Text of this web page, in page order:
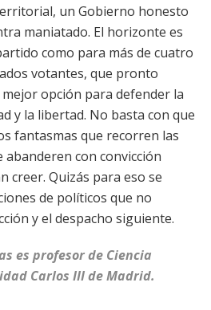
un Gobierno honesto
maniatado. El horizonte es
como para más de cuatro
votantes, que pronto
mejor opción para defender la
y la libertad. No basta con que
fantasmas que recorren las
con convicción
creer. Quizás para eso se
de políticos que no
y el despacho siguiente.
es profesor de Ciencia
Carlos III de Madrid.